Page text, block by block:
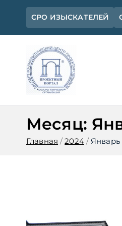
Перейти
содержимому
СРО ИЗЫСКАТЕЛЕЙ
Месяц:
Главная 2024 Январь